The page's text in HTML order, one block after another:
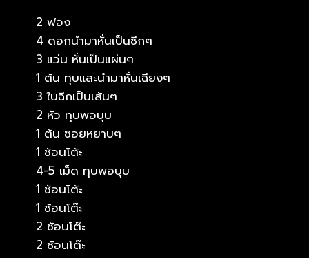
2 ฟอง
4 ดอกนำมาหั่นเป็นซีกๆ
3 แว่น หั่นเป็นแผ่นๆ
1 ต้น ทุบและนำมาหั่นเฉียงๆ
3 ใบฉีกเป็นเส้นๆ
2 หัว ทุบพอบุบ
1 ต้น ซอยหยาบๆ
1 ช้อนโต้ะ
4-5 เม็ด ทุบพอบุบ
1 ช้อนโต้ะ
1 ช้อนโต๊ะ
2 ช้อนโต๊ะ
2 ช้อนโต๊ะ